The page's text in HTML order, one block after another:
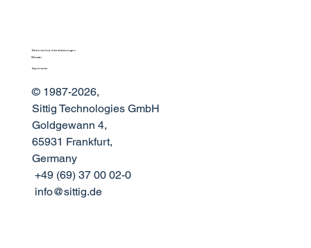
modernen Flughafendesign
Datenschutzbestimmungen
Glossar
Impressum
© 1987-2026,
Sittig Technologies GmbH
Goldgewann 4,
65931 Frankfurt,
Germany
+49 (69) 37 00 02-0
info@sittig.de